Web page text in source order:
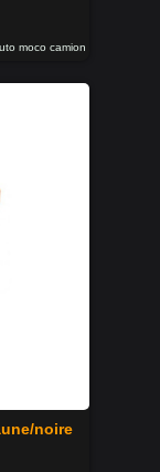
moco camion
noire